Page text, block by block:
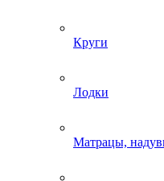
Круги
Лодки
Матрацы,